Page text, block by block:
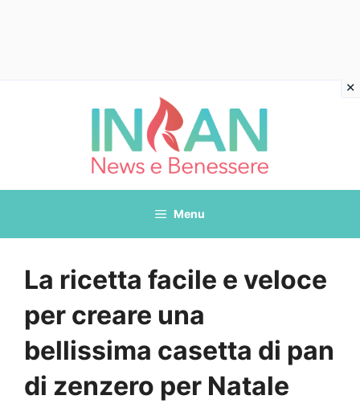
Menu
La ricetta facile e veloce
per creare una
bellissima casetta di pan
di zenzero per Natale